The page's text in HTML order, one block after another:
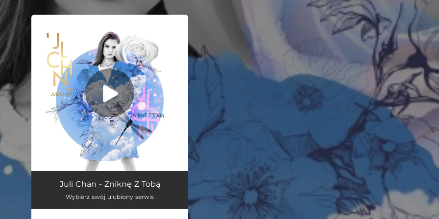
You're all set!
Zniknę Z Tobą
Juli Chan - Zniknę Z Tobą
Wybierz swój ulubiony serwis